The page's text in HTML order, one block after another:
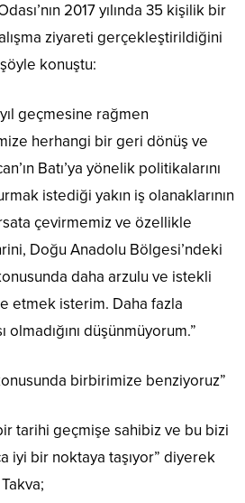
2017 yılında 35 kişilik bir
ziyareti gerçekleştirildiğini
konuştu:
geçmesine rağmen
herhangi bir geri dönüş ve
Batı’ya yönelik politikalarını
istediği yakın iş olanaklarının
çevirmemiz ve özellikle
Doğu Anadolu Bölgesi’ndeki
daha arzulu ve istekli
etmek isterim. Daha fazla
düşünmüyorum.”
birbirimize benziyoruz”
tarihi geçmişe sahibiz ve bu bizi
iyi bir noktaya taşıyor” diyerek